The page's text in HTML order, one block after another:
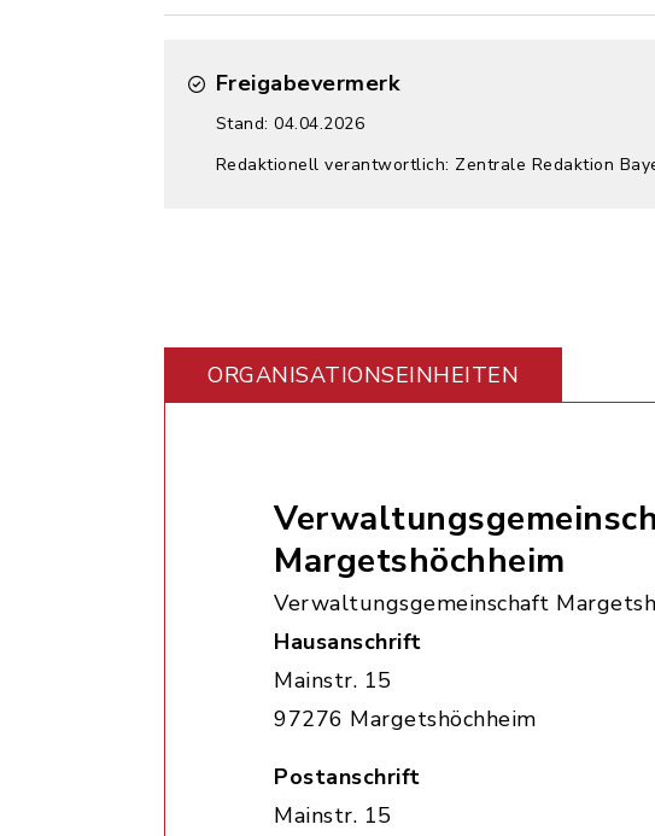
Freigabevermerk
Stand: 04.04.2026
Redaktionell verantwortlich: Zentrale Redaktion
ORGANISATIONS­EINHEITEN
Margetshöchheim
Verwaltungsgemeinschaft
Hausanschrift
Mainstr. 15
97276 Margetshöchheim
Postanschrift
Mainstr. 15